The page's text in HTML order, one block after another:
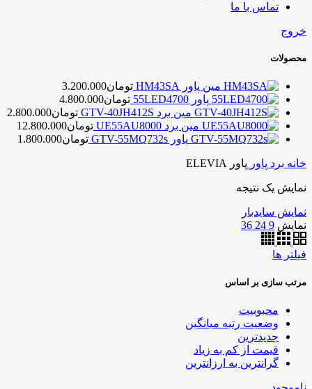
تماس با ما
خروج
محصولات
مین پاور HM43SA تومان3.200.000
پاور 55LED4700
تومان4.800.000
مین برد GTV-40JH412S
تومان2.800.000
مین برد UE55AU8000
تومان12.800.000
پاور GTV-55MQ732s
تومان1.800.000
خانه برد پاور پاور ELEVIA
نمایش یک نتیجه
نمایش سایدبار
نمایش 9
24
36
فیلتر ها
مرتب سازی بر اساس
محبوبیت
وضعیت رتبه میانگین
جدیدترین
قیمت از کم به زیاد
گرانترین به ارزانترین